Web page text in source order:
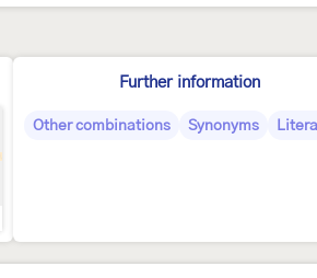
Further information
Other combinations Synonyms